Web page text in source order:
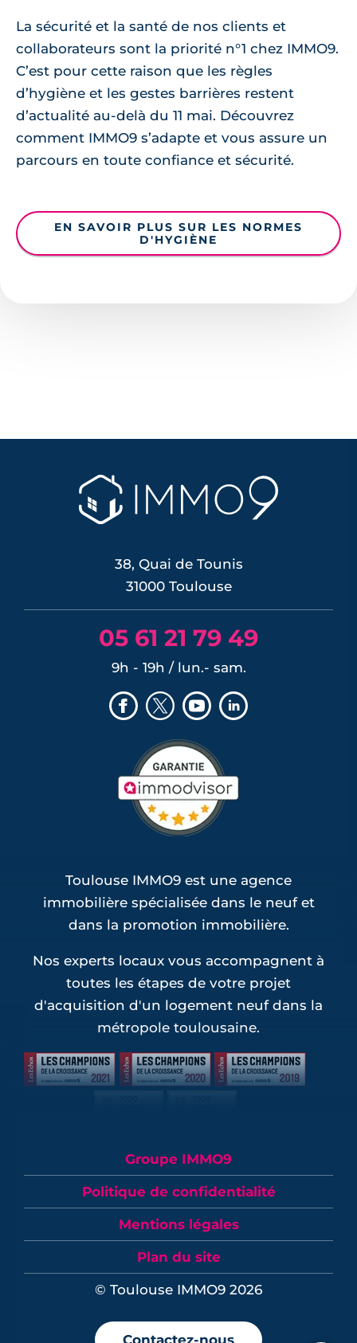
La sécurité et la santé de nos clients et
collaborateurs sont la priorité n°1 chez IMMO9.
C’est pour cette raison que les règles
d’hygiène et les gestes barrières restent
d’actualité au-delà du 11 mai. Découvrez
comment IMMO9 s’adapte et vous assure un
parcours en toute confiance et sécurité.
EN SAVOIR PLUS SUR LES NORMES
D'HYGIÈNE
38, Quai de Tounis
31000 Toulouse
05 61 21 79 49
9h - 19h / lun.- sam.
Toulouse IMMO9 est une agence
immobilière spécialisée dans le neuf et
dans la promotion immobilière.
Nos experts locaux vous accompagnent à
toutes les étapes de votre projet
d'acquisition d'un logement neuf dans la
métropole toulousaine.
Groupe IMMO9
Politique de confidentialité
Mentions légales
Plan du site
© Toulouse IMMO9 2026